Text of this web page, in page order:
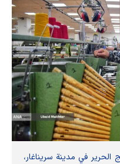
في مدينة سريناغار،